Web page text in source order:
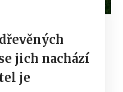
jich nachází
je